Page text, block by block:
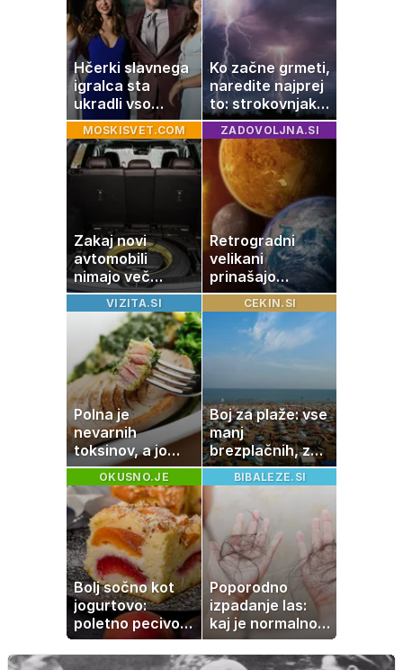
Hčerki slavnega
igralca sta
ukradli vso
pozornost
Ko začne grmeti,
naredite najprej
to: strokovnjaki
opozarjajo na
pogosto napako
MOSKISVET.COM
Zakaj novi
avtomobili
nimajo več
rezervne gume?
ZADOVOLJNA.SI
Retrogradni
velikani
prinašajo
pomembne
premike – kaj
pomeni, da so
Saturn, Neptun
in Pluton hkrati
retrogradni?
VIZITA.SI
Polna je
nevarnih
toksinov, a jo
imamo vsi radi:
to je najbolj
nezdrava riba, ki
jo mnogi redno
uživajo
CEKIN.SI
Boj za plaže: vse
manj
brezplačnih, za
ležalnik in
senčnik tudi več
kot 40 evrov
OKUSNO.JE
Bolj sočno kot
jogurtovo:
poletno pecivo,
ki vedno uspe
BIBALEZE.SI
Poporodno
izpadanje las:
kaj je normalno
in kako si
pomagati